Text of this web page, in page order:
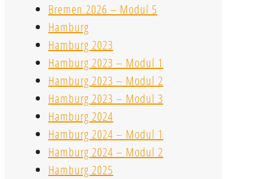
Bremen 2026 – Modul 5
Hamburg
Hamburg 2023
Hamburg 2023 – Modul 1
Hamburg 2023 – Modul 2
Hamburg 2023 – Modul 3
Hamburg 2024
Hamburg 2024 – Modul 1
Hamburg 2024 – Modul 2
Hamburg 2025